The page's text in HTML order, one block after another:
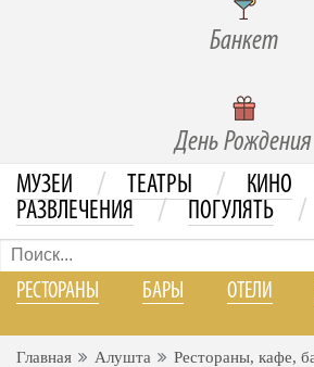
Банкет
День Рождения
МУЗЕИ / ТЕАТРЫ / КИНО
РАЗВЛЕЧЕНИЯ / ПОГУЛЯТЬ /
РЕСТОРАНЫ БАРЫ ОТЕЛИ
Главная Алушта Рестораны, кафе,